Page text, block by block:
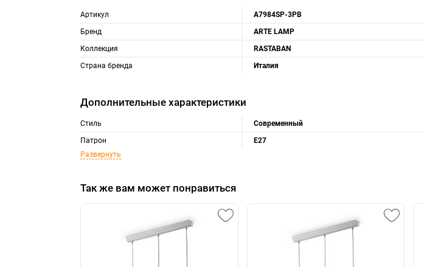
Артикул
A7984SP-3PB
Бренд
ARTE LAMP
Коллекция
RASTABAN
Страна бренда
Италия
Дополнительные характеристики
Стиль
Современный
Патрон
E27
Развернуть
Так же вам может понравиться